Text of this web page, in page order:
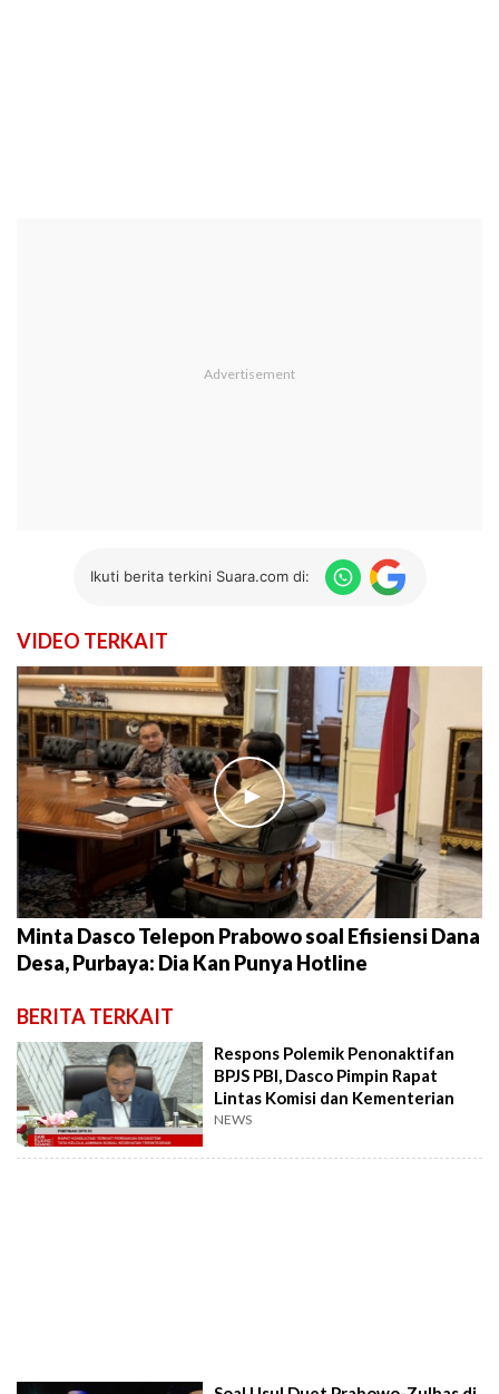
Ikuti berita terkini Suara.com di:
VIDEO TERKAIT
►
Minta Dasco Telepon Prabowo soal Efisiensi Dana
Desa, Purbaya: Dia Kan Punya Hotline
BERITA TERKAIT
Respons Polemik Penonaktifan
BPJS PBI, Dasco Pimpin Rapat
Lintas Komisi dan Kementerian
NEWS